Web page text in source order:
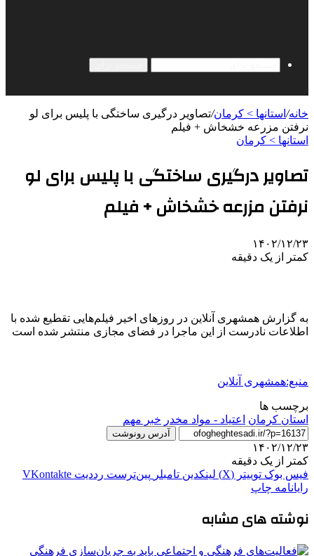
خانه/ استانها > کرمان/تصاویر درگیری ساختگی با پلیس برای لو
نرفتن مزرعه خشخاش + فیلم
استانها > کرمان
تصاویر درگیری ساختگی با پلیس برای لو
نرفتن مزرعه خشخاش + فیلم
۱۴۰۲/۱۲/۲۳
کمتر از یک دقیقه
به گزارش همشهری آنلاین در روزهای اخیر فیلم‌هایی تقطیع شده با
اطلاعات نادرست از این ماجرا در فضای مجازی منتشر شده است
منبع:همشهری آنلاین
برچسب ها
استان کرمان
اعتیاد - مواد مخدر خبر مهم
آدرس رونوشت
۱۴۰۲/۱۲/۲۳
کمتر از یک دقیقه
فیس بوک توییتر (X) لینکدین ‫تامبلر ‫پین‌ترست ‫رددیت ‫VKontakte
رایانامه چاپ
نوشته های مشابه